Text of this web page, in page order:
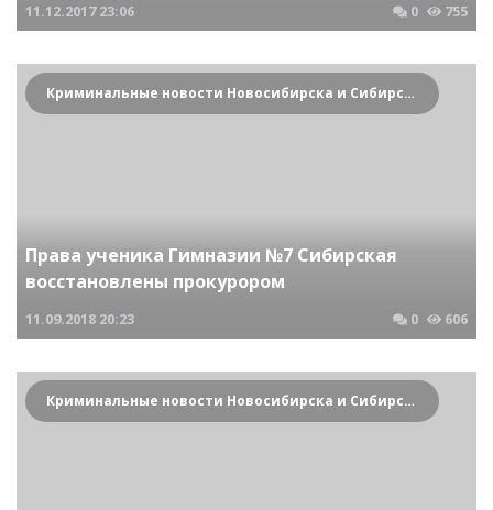
11.12.2017 23:06 0 755
Криминальные новости Новосибирска и Сибирского региона
Права ученика Гимназии №7 Сибирская
восстановлены прокурором
11.09.2018 20:23 0 606
Криминальные новости Новосибирска и Сибирского региона